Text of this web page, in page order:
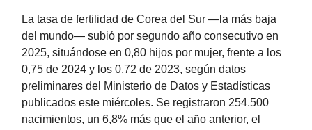
La tasa de fertilidad de Corea del Sur —la más baja
del mundo— subió por segundo año consecutivo en
2025, situándose en 0,80 hijos por mujer, frente a los
0,75 de 2024 y los 0,72 de 2023, según datos
preliminares del Ministerio de Datos y Estadísticas
publicados este miércoles. Se registraron 254.500
nacimientos, un 6,8% más que el año anterior, el